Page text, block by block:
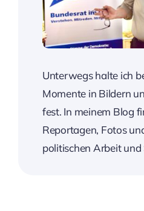
Unterwegs halte ich
Momente in Bildern
fest. In meinem Blog
Reportagen, Fotos
politischen Arbeit